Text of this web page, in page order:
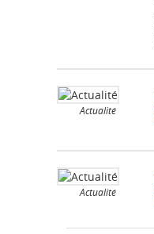
Actualité
Actualité